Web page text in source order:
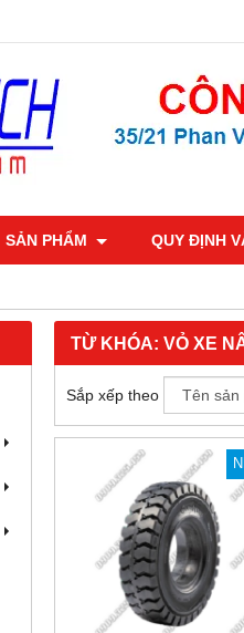
SẢN PHẨM QUY ĐỊNH
TỪ KHÓA: VỎ XE
Sắp xếp theo